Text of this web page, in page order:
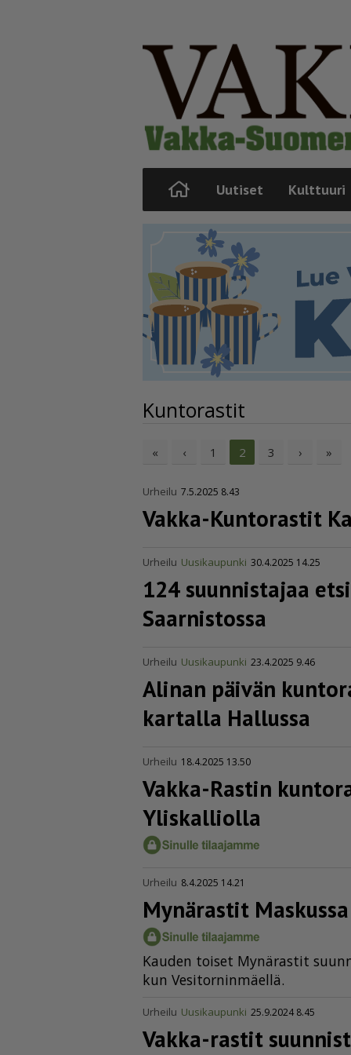
Uutiset Kulttuuri
Kuntorastit
« ‹ 1 2 3 › »
Urheilu 7.5.2025 8.43
Vakka-Kuntorastit
Urheilu Uusikaupunki 30.4.2025 14.25
124 suunnistajaa
Saarnistossa
Urheilu Uusikaupunki 23.4.2025 9.46
Alinan päivän
kartalla Hallussa
Urheilu 18.4.2025 13.50
Vakka-Rastin
Yliskalliolla
Urheilu 8.4.2025 14.21
Mynärastit Maskussa
Kau­den toi­set My­nä­ras­tit
kun Ve­si­tor­nin­mä­el­lä.
Urheilu Uusikaupunki 25.9.2024 8.45
Vakka-rastit